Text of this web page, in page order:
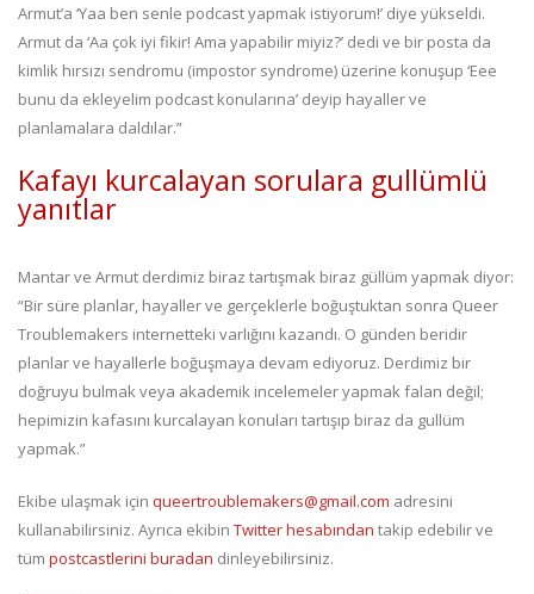
Armut’a ‘Yaa ben senle podcast yapmak istiyorum!’ diye yükseldi.
Armut da ‘Aa çok iyi fikir! Ama yapabilir miyiz?’ dedi ve bir posta da
kimlik hırsızı sendromu (impostor syndrome) üzerine konuşup ‘Eee
bunu da ekleyelim podcast konularına’ deyip hayaller ve
planlamalara daldılar.”
Kafayı kurcalayan sorulara gullümlü
yanıtlar
Mantar ve Armut derdimiz biraz tartışmak biraz güllüm yapmak diyor:
“Bir süre planlar, hayaller ve gerçeklerle boğuştuktan sonra Queer
Troublemakers internetteki varlığını kazandı. O günden beridir
planlar ve hayallerle boğuşmaya devam ediyoruz. Derdimiz bir
doğruyu bulmak veya akademik incelemeler yapmak falan değil;
hepimizin kafasını kurcalayan konuları tartışıp biraz da gullüm
yapmak.”
Ekibe ulaşmak için queertroublemakers@gmail.com adresini
kullanabilirsiniz. Ayrıca ekibin Twitter hesabından takip edebilir ve
tüm postcastlerini buradan dinleyebilirsiniz.